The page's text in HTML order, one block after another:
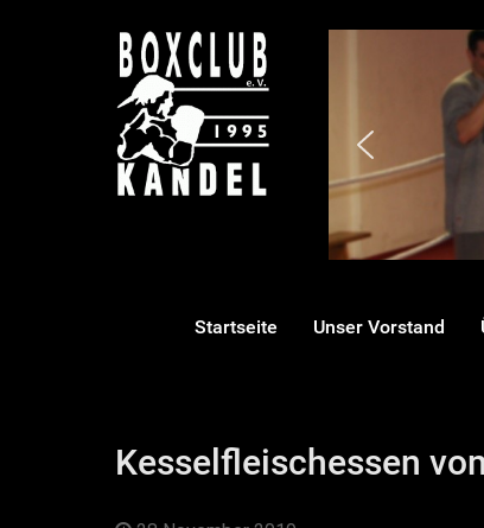
Startseite Unser Vorstand
Kesselfleischessen